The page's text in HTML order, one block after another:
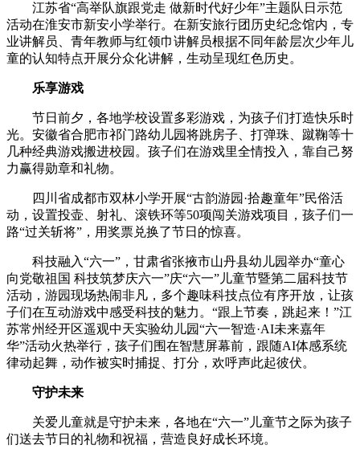
江苏省“高举队旗跟党走 做新时代好少年”主题队日示范
活动在淮安市新安小学举行。在新安旅行团历史纪念馆内，专
业讲解员、青年教师与红领巾讲解员根据不同年龄层次少年儿
童的认知特点开展分众化讲解，生动呈现红色历史。
乐享游戏
节日前夕，各地学校设置多彩游戏，为孩子们打造快乐时
光。安徽省合肥市祁门路幼儿园将跳房子、打弹珠、蹴鞠等十
几种经典游戏搬进校园。孩子们在游戏里全情投入，靠自己努
力赢得勋章和礼物。
四川省成都市双林小学开展“古韵游园·拾趣童年”民俗活
动，设置投壶、射礼、滚铁环等50项闯关游戏项目，孩子们一
路“过关斩将”，用奖票兑换了节日的惊喜。
科技融入“六一”，甘肃省张掖市山丹县幼儿园举办“童心
向党敬祖国 科技筑梦庆六一”庆“六一”儿童节暨第二届科技节
活动，游园现场热闹非凡，多个趣味科技点位有序开放，让孩
子们在互动游戏中感受科技的魅力。“跟上节奏，跳起来！”江
苏常州经开区遥观中天实验幼儿园“六一智造·AI未来嘉年
华”活动火热举行，孩子们围在智慧屏幕前，跟随AI体感系统
律动起舞，动作被实时捕捉、打分，欢呼声此起彼伏。
守护未来
关爱儿童就是守护未来，各地在“六一”儿童节之际为孩子
们送去节日的礼物和祝福，营造良好成长环境。